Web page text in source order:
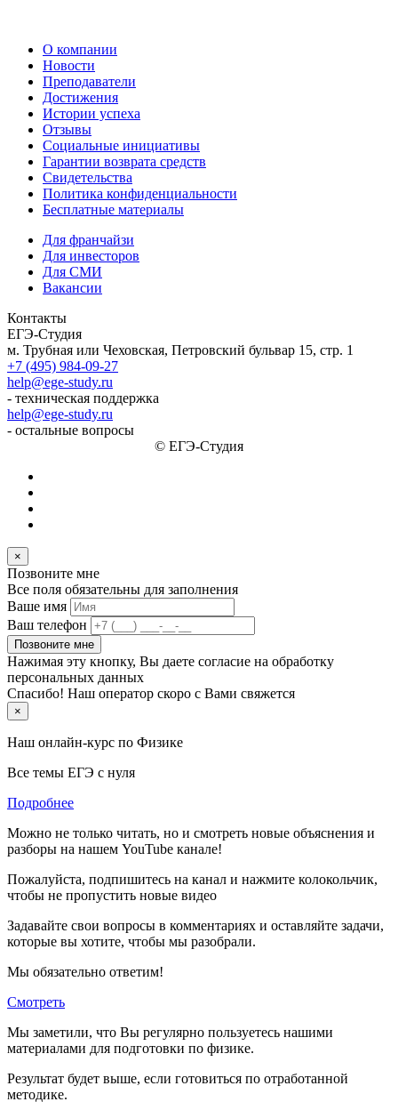
О компании
Новости
Преподаватели
Достижения
Истории успеха
Отзывы
Социальные инициативы
Гарантии возврата средств
Свидетельства
Политика конфиденциальности
Бесплатные материалы
Для франчайзи
Для инвесторов
Для СМИ
Вакансии
Контакты
ЕГЭ-Студия
м. Трубная или Чеховская, Петровский бульвар 15, стр. 1
+7 (495) 984-09-27
help@ege-study.ru
- техническая поддержка
help@ege-study.ru
- остальные вопросы
© ЕГЭ-Студия
×
Позвоните мне
Все поля обязательны для заполнения
Ваше имя
Ваш телефон
Позвоните мне
Нажимая эту кнопку, Вы даете согласие на обработку
персональных данных
Спасибо! Наш оператор скоро с Вами свяжется
×
Наш онлайн-курс по Физике
Все темы ЕГЭ с нуля
Подробнее
Можно не только читать, но и смотреть новые объяснения и
разборы на нашем YouTube канале!
Пожалуйста, подпишитесь на канал и нажмите колокольчик,
чтобы не пропустить новые видео
Задавайте свои вопросы в комментариях и оставляйте задачи,
которые вы хотите, чтобы мы разобрали.
Мы обязательно ответим!
Смотреть
Мы заметили, что Вы регулярно пользуетесь нашими
материалами для подготовки по физике.
Результат будет выше, если готовиться по отработанной
методике.